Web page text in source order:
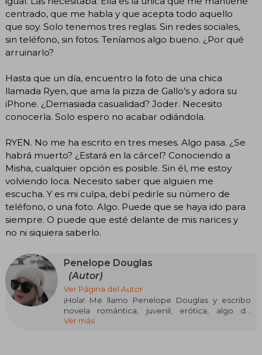
centrado, que me habla y que acepta todo aquello
que soy. Solo tenemos tres reglas. Sin redes sociales,
sin teléfono, sin fotos. Teníamos algo bueno. ¿Por qué
arruinarlo?
Hasta que un día, encuentro la foto de una chica
llamada Ryen, que ama la pizza de Gallo’s y adora su
iPhone. ¿Demasiada casualidad? Joder. Necesito
conocerla. Solo espero no acabar odiándola.
RYEN. No me ha escrito en tres meses. Algo pasa. ¿Se
habrá muerto? ¿Estará en la cárcel? Conociendo a
Misha, cualquier opción es posible. Sin él, me estoy
volviendo loca. Necesito saber que alguien me
escucha. Y es mi culpa, debí pedirle su número de
teléfono, o una foto. Algo. Puede que se haya ido para
siempre. O puede que esté delante de mis narices y
no ni siquiera saberlo.
Penelope Douglas
(Autor)
Ver Página del Autor
¡Hola! Me llamo Penelope Douglas y escribo
novela romántica, juvenil, erótica, algo de
contemporánea… lo que sea que me llame la
Ver más